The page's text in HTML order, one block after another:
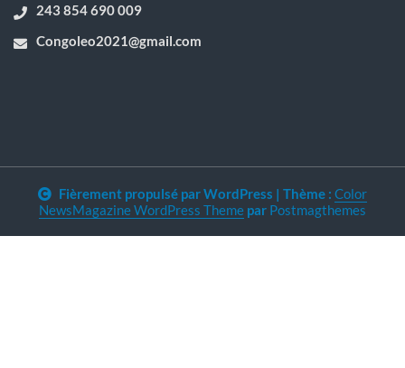
243 854 690 009
Congoleo2021@gmail.com
Fièrement propulsé par WordPress | Thème : Color
NewsMagazine WordPress Theme par Postmagthemes